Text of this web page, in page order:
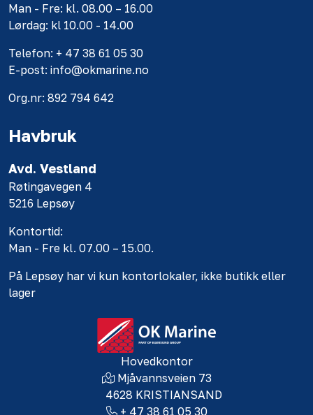
Man - Fre: kl. 08.00 – 16.00
Lørdag: kl 10.00 - 14.00
Telefon: + 47 38 61 05 30
E-post: info@okmarine.no
Org.nr: 892 794 642
Havbruk
Avd. Vestland
Røtingavegen 4
5216 Lepsøy
Kontortid:
Man - Fre kl. 07.00 – 15.00.
På Lepsøy har vi kun kontorlokaler, ikke butikk eller
lager
Hovedkontor
Mjåvannsveien 73
4628 KRISTIANSAND
+ 47 38 61 05 30